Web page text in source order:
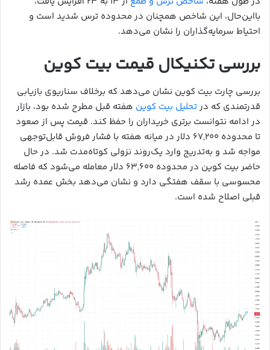
بااین‌حال، این شاخص همچنان در محدوده ترس شدید است و
احتیاط سرمایه‌گذاران را نشان می‌دهد.
بررسی تکنیکال قیمت بیت کوین
بررسی چارت بیت کوین نشان می‌دهد که برخلاف سناریوی بازیابی
قدرتمندی که درتحلیل بیت کوین هفته قبل مطرح شده بود، بازار
در ادامه نتوانست برتری خریداران را حفظ کند. قیمت پس از صعود
تا محدوده ۶۷,۲۰۰ دلار در میانه هفته با فشار فروش قابل‌توجهی
مواجه شد و به‌تدریج وارد یک‌روند نزولی کوتاه‌مدت شد. در حال
حاضر بیت کوین در محدوده ۶۳,۶۰۰ دلار معامله می‌شود که فاصله
محسوسی با سقف هفتگی دارد و نشان می‌دهد بخش عمده رشد
قبلی اصلاح شده است.